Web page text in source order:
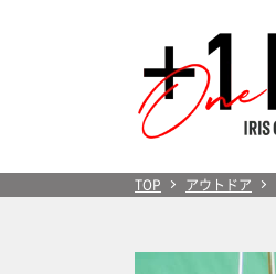
TOP ＋1 Dayアウトドア